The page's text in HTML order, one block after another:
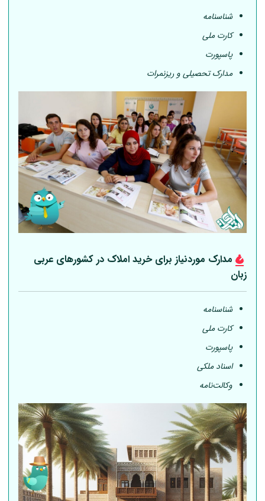
شناسنامه
کارت ملی
پاسپورت
مدارک تحصیلی و ریزنمرات
مدارک موردنیاز برای خرید املاک در کشورهای عربی
زبان
شناسنامه
کارت ملی
پاسپورت
اسناد ملکی
وکالت‌نامه